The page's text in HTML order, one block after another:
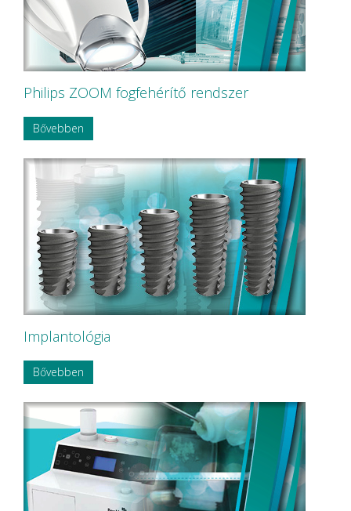
Philips ZOOM fogfehérítő rendszer
Bővebben
Implantológia
Bővebben